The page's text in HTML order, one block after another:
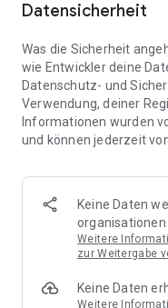
📱 Immer dabei: Deine Einkaufsliste ist jederzeit auf deinem
🤝 Teilen leicht
Einkauf gemeinsam.
🍳 Zutaten direkt aus
Zutaten von Rezept-
🚀 DEINE VORTEILE IM
* Nie wieder doppelte
* Kein Chaos mehr
* Bessere Abstimmung
* Perfekt für die
Datensicherheit
Was die Sicherheit
wie Entwickler deine
Datenschutz- und
Verwendung, deiner
Informationen wurden
und können jederzeit
Keine Daten
Weitere
zur Weitergabe
Keine Daten
Weitere